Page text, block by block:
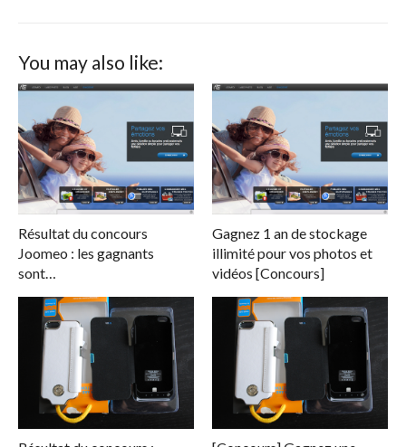
You may also like:
Résultat du concours
Joomeo : les gagnants
sont…
Gagnez 1 an de stockage
illimité pour vos photos et
vidéos [Concours]